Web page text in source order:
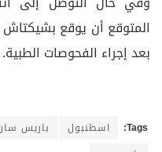
المتوقع أن يوقع
بعد إجراء الفحوصات الطبية.
Tags: اسطنبول باريس